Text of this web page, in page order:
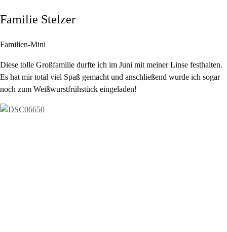
Familie Stelzer
Familien-Mini
Diese tolle Großfamilie durfte ich im Juni mit meiner Linse festhalten.
Es hat mir total viel Spaß gemacht und anschließend wurde ich sogar
noch zum Weißwurstfrühstück eingeladen!